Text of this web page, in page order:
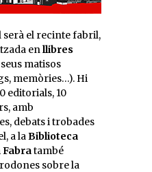
serà el recinte fabril,
en llibres
matisos
memòries…). Hi
editorials, 10
amb
debats i trobades
a la Biblioteca
també
sobre la